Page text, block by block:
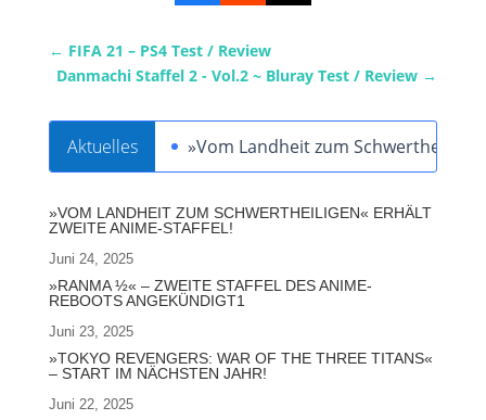
← FIFA 21 – PS4 Test / Review
Danmachi Staffel 2 - Vol.2 ~ Bluray Test / Review →
Aktuelles »Vom Landheit zum
»VOM LANDHEIT ZUM SCHWERTHEILIGEN« ERHÄLT
ZWEITE ANIME-STAFFEL!
Juni 24, 2025
»RANMA ½« – ZWEITE STAFFEL DES ANIME-
REBOOTS ANGEKÜNDIGT1
Juni 23, 2025
»TOKYO REVENGERS: WAR OF THE THREE TITANS«
– START IM NÄCHSTEN JAHR!
Juni 22, 2025